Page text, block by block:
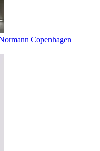
Copenhagen